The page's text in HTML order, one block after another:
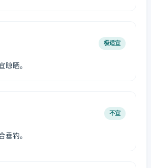
极适宜
晾晒。
不宜
垂钓。